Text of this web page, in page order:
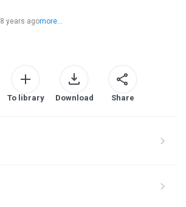
8 years agomore...
To library Download Share